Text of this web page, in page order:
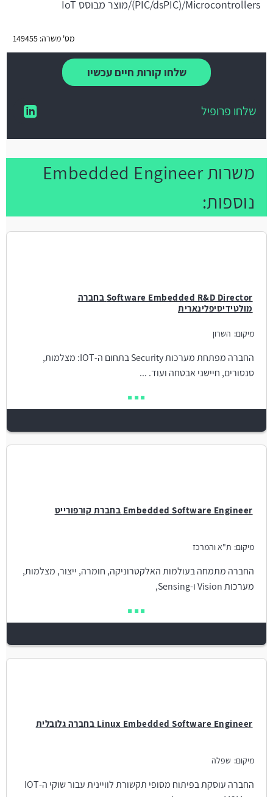
(PIC/dsPIC)/Microcontrollers/מוצר מבוסס IoT
מס' משרה: 149455
שלחו קורות חיים עכשיו
שלחו פרופיל
משרות Embedded Engineer
נוספות:
Software Embedded R&D Director בחברה
מולטידיסיפלינארית
מיקום: השרון
החברה מפתחת מערכות Security בתחום ה-IOT: מצלמות,
סנסורים, חיישני אבטחה ועוד. ...
Embedded Software Engineer בחברת קורפורייט
מיקום: ת"א והמרכז
החברה מתמחה בעולמות האלקטרוניקה, חומרה, ייצור, מצלמות,
מערכות Vision ו-Sensing,
Linux Embedded Software Engineer בחברה גלובלית
מיקום: שפלה
החברה עוסקת בפיתוח מסופי תקשורת לוויינית עבור שוקי ה-IOT